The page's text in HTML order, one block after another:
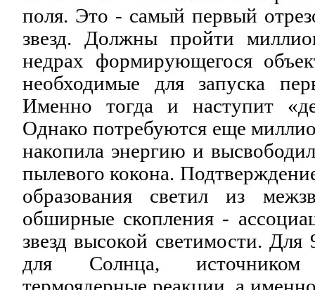
поля. Это - самый первый
звезд. Должны пройти
недрах формирующегося
необходимые для запуска
Именно тогда и наступит
Однако потребуются еще
накопила энергию и
пылевого кокона.
образования светил из
обширные скопления -
звезд высокой светимости. Для
для Солнца, источником